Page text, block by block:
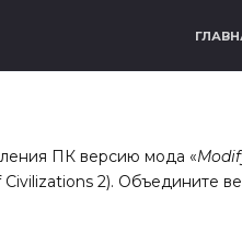
ПК версию мода «
2). Объедините